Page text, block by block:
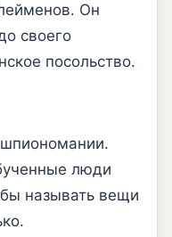
Он
своего
посольство.
люди
называть вещи